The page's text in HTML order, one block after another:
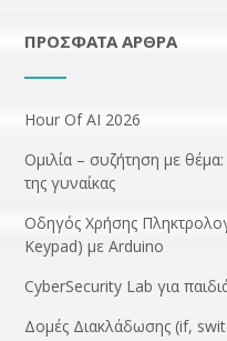
ΠΡΌΣΦΑΤΑ ΆΡΘΡΑ
Hour Of AI 2026
Ομιλία – συζήτηση με
της γυναίκας
Οδηγός Χρήσης
Keypad) με Arduino
CyberSecurity Lab για
Δομές Διακλάδωσης (if,